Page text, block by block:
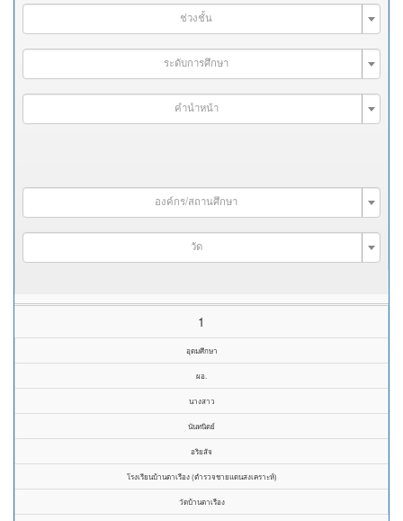
ช่วงชั้น
ระดับการศึกษา
คำนำหน้า
องค์กร/สถานศึกษา
วัด
1
อุดมศึกษา
ผอ.
นางสาว
นันทนิตย์
อริยสัจ
โรงเรียนบ้านตาเรือง (ตำรวจชายแดนสงเคราะห์)
วัดบ้านตาเรือง